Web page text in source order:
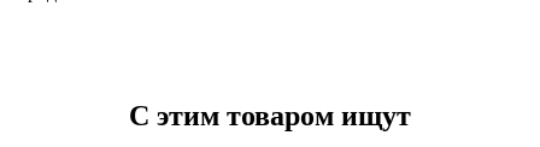
С этим товаром ищут